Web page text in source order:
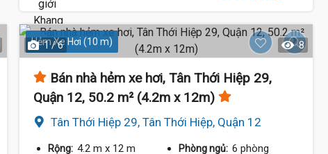
Hẻm Xe Hơi (10 m)
1 / 6 8
Bán nhà hẻm xe hơi, Tân Thới Hiệp 29,
Quận 12, 50.2 m² (4.2m x 12m)
Tân Thới Hiệp 29, Tân Thới Hiệp, Quận 12
Rộng: 4.2 m x 12 m Phòng ngủ: 6 phòng